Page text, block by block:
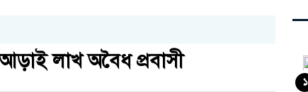
মালয়েশিয়া বিমানবন্দরে ভুয়া
কুয়ালালামপুরে বিশেষ অভিযানে
লাখ অবৈধ প্রবাসী
১